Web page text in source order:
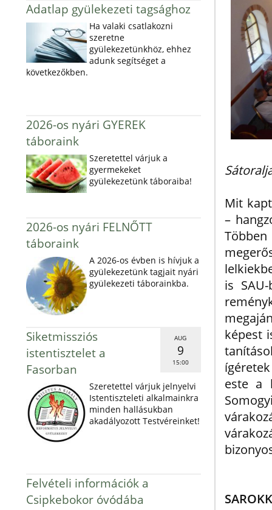
Adatlap gyülekezeti tagsághoz
Ha valaki csatlakozni
szeretne
gyülekezetünkhöz, ehhez
adunk segítséget a
következőkben.
2026-os nyári GYEREK
táboraink
Szeretettel várjuk a
gyermekeket
gyülekezetünk táboraiba!
2026-os nyári FELNŐTT
táboraink
A 2026-os évben is hívjuk a
gyülekezetünk tagjait nyári
gyülekezeti táborainkba.
AUG
9
15:00
Siketmissziós
istentisztelet a
Fasorban
Szeretettel várjuk jelnyelvi
Istentiszteleti alkalmainkra
minden hallásukban
akadályozott Testvéreinket!
Felvételi információk a
Csipkebokor óvódába
Mit
–
is
képest
este a